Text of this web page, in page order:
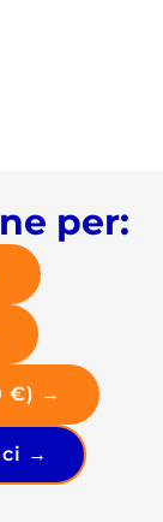
per:
€) →
→